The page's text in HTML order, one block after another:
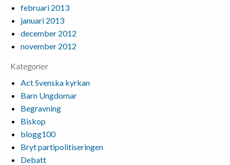
februari 2013
januari 2013
december 2012
november 2012
Kategorier
Act Svenska kyrkan
Barn Ungdomar
Begravning
Biskop
blogg100
Bryt partipolitiseringen
Debatt